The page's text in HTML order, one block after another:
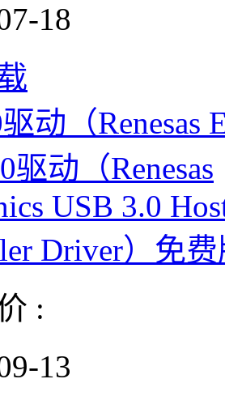
18
动（Renesas
:
13